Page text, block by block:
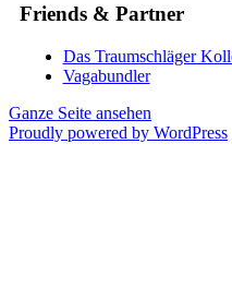
Friends & Partner
Das Traumschläger
Vagabundler
Ganze Seite ansehen
Proudly powered by WordPress